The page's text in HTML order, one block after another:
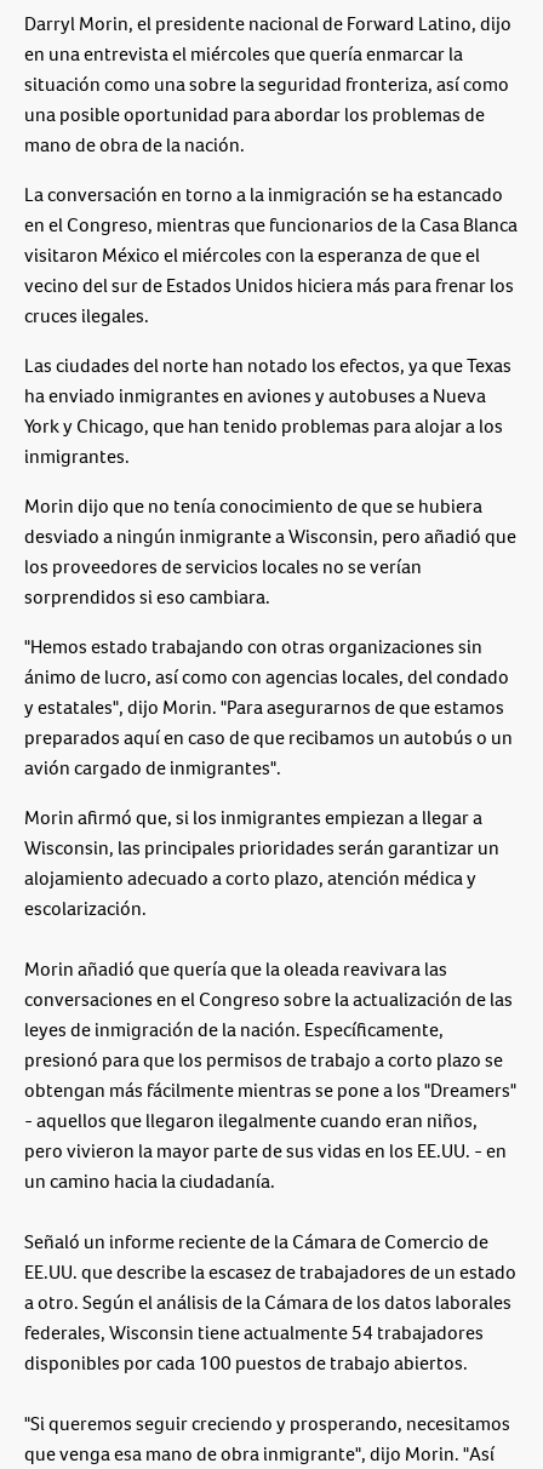
Darryl Morin, el presidente nacional de Forward Latino, dijo
en una entrevista el miércoles que quería enmarcar la
situación como una sobre la seguridad fronteriza, así como
una posible oportunidad para abordar los problemas de
mano de obra de la nación.
La conversación en torno a la inmigración se ha estancado
en el Congreso, mientras que funcionarios de la Casa Blanca
visitaron México el miércoles con la esperanza de que el
vecino del sur de Estados Unidos hiciera más para frenar los
cruces ilegales.
Las ciudades del norte han notado los efectos, ya que Texas
ha enviado inmigrantes en aviones y autobuses a Nueva
York y Chicago, que han tenido problemas para alojar a los
inmigrantes.
Morin dijo que no tenía conocimiento de que se hubiera
desviado a ningún inmigrante a Wisconsin, pero añadió que
los proveedores de servicios locales no se verían
sorprendidos si eso cambiara.
"Hemos estado trabajando con otras organizaciones sin
ánimo de lucro, así como con agencias locales, del condado
y estatales", dijo Morin. "Para asegurarnos de que estamos
preparados aquí en caso de que recibamos un autobús o un
avión cargado de inmigrantes".
Morin afirmó que, si los inmigrantes empiezan a llegar a
Wisconsin, las principales prioridades serán garantizar un
alojamiento adecuado a corto plazo, atención médica y
escolarización.
Morin añadió que quería que la oleada reavivara las
conversaciones en el Congreso sobre la actualización de las
leyes de inmigración de la nación. Específicamente,
presionó para que los permisos de trabajo a corto plazo se
obtengan más fácilmente mientras se pone a los "Dreamers"
- aquellos que llegaron ilegalmente cuando eran niños,
pero vivieron la mayor parte de sus vidas en los EE.UU. - en
un camino hacia la ciudadanía.
Señaló un informe reciente de la Cámara de Comercio de
EE.UU. que describe la escasez de trabajadores de un estado
a otro. Según el análisis de la Cámara de los datos laborales
federales, Wisconsin tiene actualmente 54 trabajadores
disponibles por cada 100 puestos de trabajo abiertos.
"Si queremos seguir creciendo y prosperando, necesitamos
que venga esa mano de obra inmigrante", dijo Morin. "Así